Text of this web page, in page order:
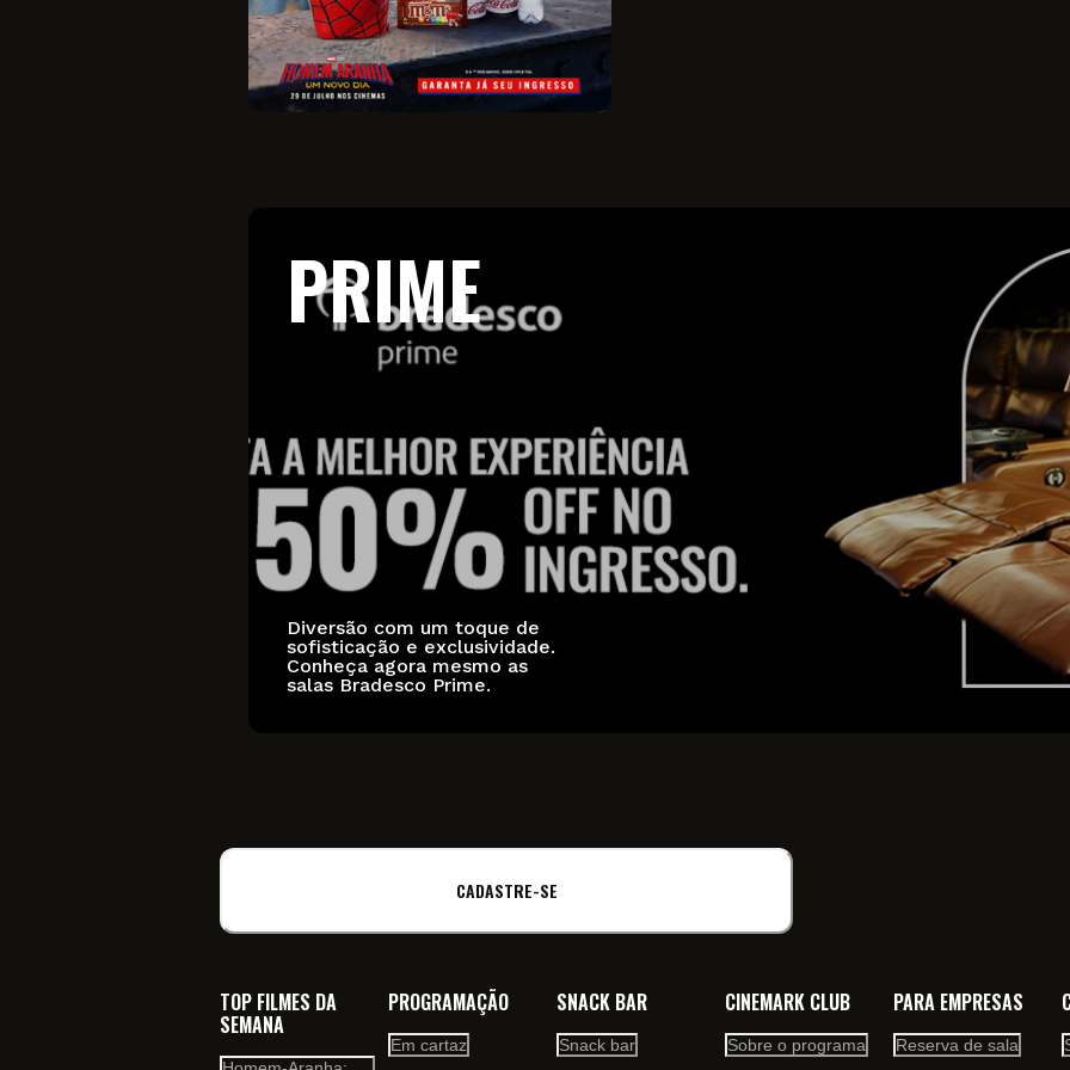
PRIME
Diversão com um toque de
sofisticação e exclusividade.
Conheça agora mesmo as
salas Bradesco Prime.
CADASTRE-SE
TOP FILMES DA
SEMANA
PROGRAMAÇÃO
Em cartaz
SNACK BAR
Snack bar
CINEMARK CLUB
Sobre o programa
PARA EMPRESAS
Reserva de sala